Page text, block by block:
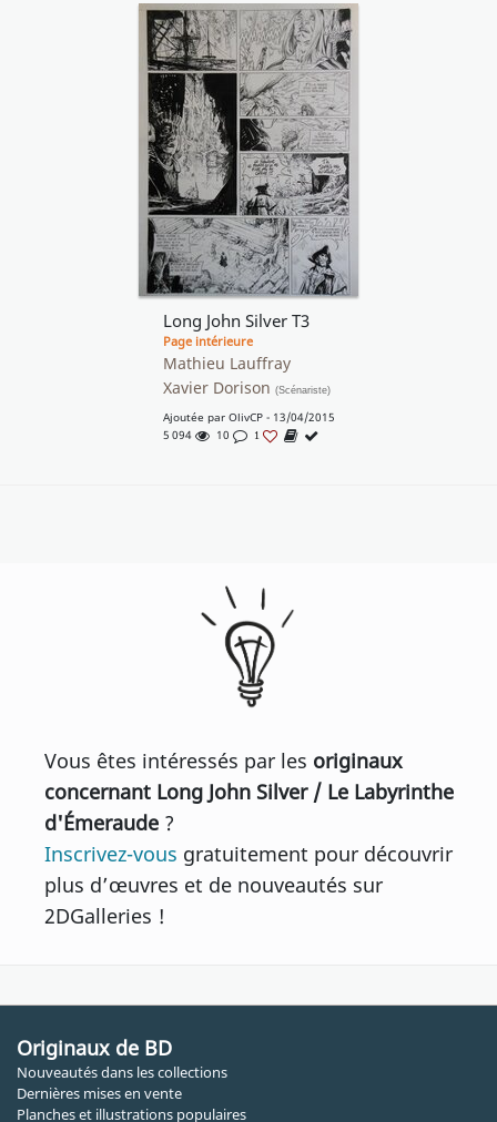
Long John Silver T3
Page intérieure
Mathieu Lauffray
Xavier Dorison (Scénariste)
Ajoutée par OlivCP- 13/04/2015
5 094
10 1
Vous êtes intéressés par les originaux
concernant Long John Silver / Le Labyrinthe
d'Émeraude ?
Inscrivez-vous gratuitement pour découvrir
plus d’œuvres et de nouveautés sur
2DGalleries !
Originaux de BD
Nouveautés dans les collections
Dernières mises en vente
Planches et illustrations populaires